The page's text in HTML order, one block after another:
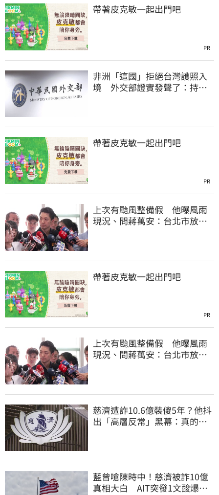
帶著皮克敏一起出門吧
PR
非洲「這國」拒絕台灣護照入
境 外交部證實發聲了：持續
帶著皮克敏一起出門吧
PR
上次有颱風整備假 他曝風雨
現況、問蔣萬安：台北市放假
帶著皮克敏一起出門吧
PR
上次有颱風整備假 他曝風雨
現況、問蔣萬安：台北市放假
慈濟遭詐10.6億裝傻5年？他抖
出「高層反常」黑幕：真的不
藍曾嗆陳時中！慈濟被詐10億
真相大白 AIT突發1文酸爆…